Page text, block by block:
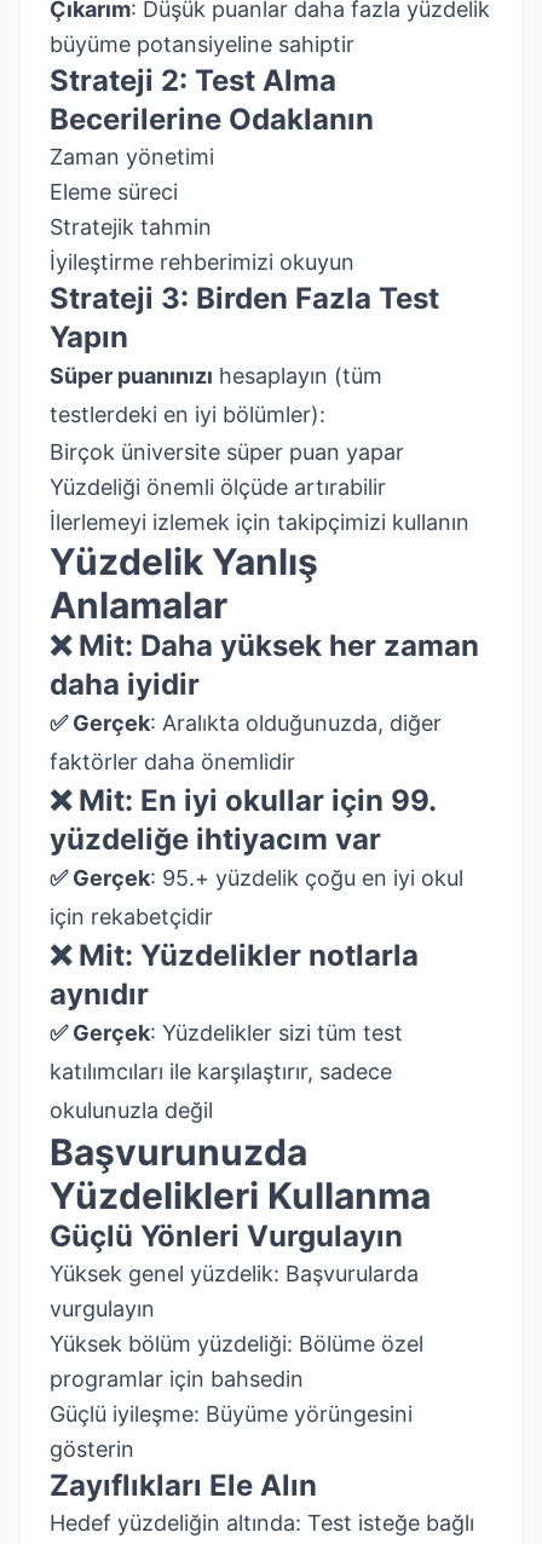
Çıkarım: Düşük puanlar daha fazla yüzdelik
büyüme potansiyeline sahiptir
Strateji 2: Test Alma
Becerilerine Odaklanın
Zaman yönetimi
Eleme süreci
Stratejik tahmin
İyileştirme rehberimizi okuyun
Strateji 3: Birden Fazla Test
Yapın
Süper puanınızı hesaplayın (tüm
testlerdeki en iyi bölümler):
Birçok üniversite süper puan yapar
Yüzdeliği önemli ölçüde artırabilir
İlerlemeyi izlemek için takipçimizi kullanın
Yüzdelik Yanlış
Anlamalar
❌ Mit: Daha yüksek her zaman
daha iyidir
✅ Gerçek: Aralıkta olduğunuzda, diğer
faktörler daha önemlidir
❌ Mit: En iyi okullar için 99.
yüzdeliğe ihtiyacım var
✅ Gerçek: 95.+ yüzdelik çoğu en iyi okul
için rekabetçidir
❌ Mit: Yüzdelikler notlarla
aynıdır
✅ Gerçek: Yüzdelikler sizi tüm test
katılımcıları ile karşılaştırır, sadece
okulunuzla değil
Başvurunuzda
Yüzdelikleri Kullanma
Güçlü Yönleri Vurgulayın
Yüksek genel yüzdelik: Başvurularda
vurgulayın
Yüksek bölüm yüzdeliği: Bölüme özel
programlar için bahsedin
Güçlü iyileşme: Büyüme yörüngesini
gösterin
Zayıflıkları Ele Alın
Hedef yüzdeliğin altında: Test isteğe bağlı